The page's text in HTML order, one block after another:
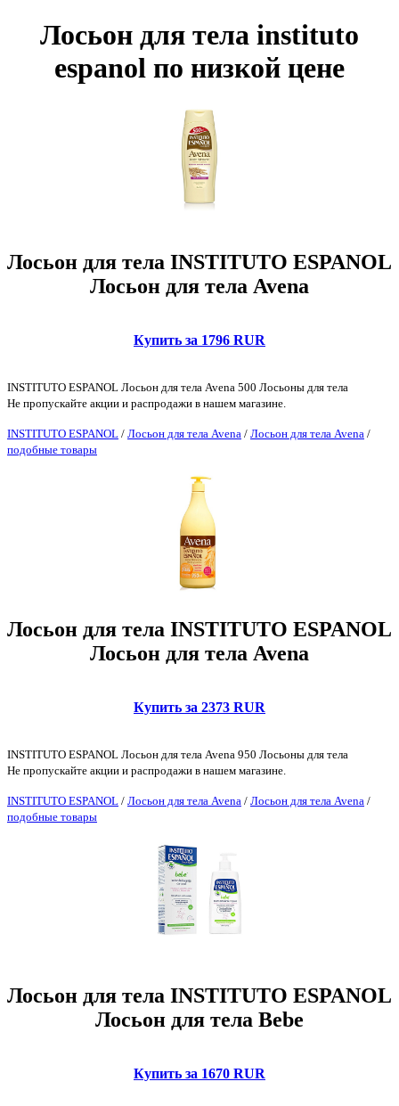
Лосьон для тела instituto
espanol по низкой цене
Лосьон для тела INSTITUTO ESPANOL
Лосьон для тела Avena
Купить за 1796 RUR
INSTITUTO ESPANOL Лосьон для тела Avena 500 Лосьоны для тела
Не пропускайте акции и распродажи в нашем магазине.
INSTITUTO ESPANOL / Лосьон для тела Avena / Лосьон для тела Avena /
подобные товары
Лосьон для тела INSTITUTO ESPANOL
Лосьон для тела Avena
Купить за 2373 RUR
INSTITUTO ESPANOL Лосьон для тела Avena 950 Лосьоны для тела
Не пропускайте акции и распродажи в нашем магазине.
INSTITUTO ESPANOL / Лосьон для тела Avena / Лосьон для тела Avena /
подобные товары
Лосьон для тела INSTITUTO ESPANOL
Лосьон для тела Bebe
Купить за 1670 RUR